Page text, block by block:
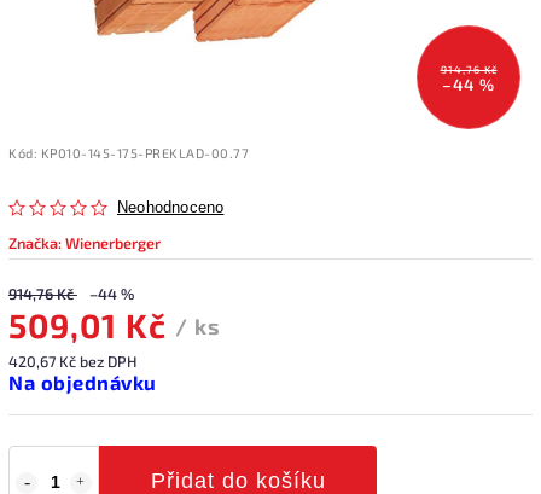
914,76 Kč
–44 %
Kód: KP010-145-175-PREKLAD-00.77
Neohodnoceno
Značka:Wienerberger
914,76 Kč –44 %
509,01 Kč / ks
420,67 Kč bez DPH
Na objednávku
Přidat do košíku